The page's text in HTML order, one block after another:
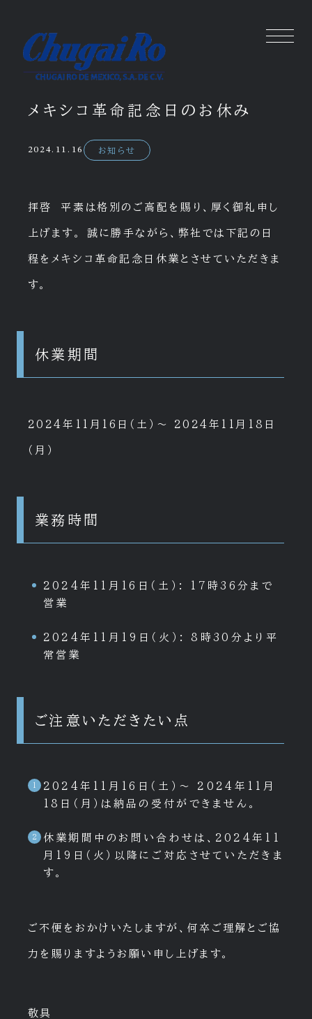
メキシコ革命記念日のお休み
2024.11.16 お知らせ
拝啓 平素は格別のご高配を賜り、厚く御礼申し
上げます。 誠に勝手ながら、弊社では下記の日
程をメキシコ革命記念日休業とさせていただきま
す。
休業期間
2024年11月16日（土）～ 2024年11月18日
（月）
業務時間
2024年11月16日（土）: 17時36分まで
営業
2024年11月19日（火）: 8時30分より平
常営業
ご注意いただきたい点
2024年11月16日（土）～ 2024年11月
18日（月）は納品の受付ができません。
休業期間中のお問い合わせは、2024年11
月19日（火）以降にご対応させていただきま
す。
ご不便をおかけいたしますが、何卒ご理解とご協
力を賜りますようお願い申し上げます。
敬具